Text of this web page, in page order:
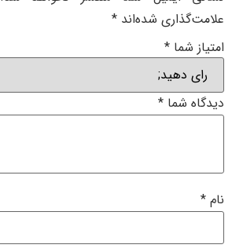
علامت‌گذاری شده‌اند *
امتیاز شما *
دیدگاه شما *
نام *